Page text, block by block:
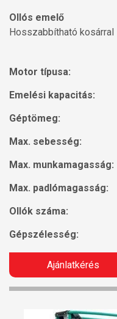
Ollós emelő
Hosszabbítható kosárral
Motor típusa:
Emelési kapacitás:
Géptömeg:
Max. sebesség:
Max. munkamagasság:
Max. padlómagasság:
Ollók száma:
Gépszélesség:
Ajánlatkérés